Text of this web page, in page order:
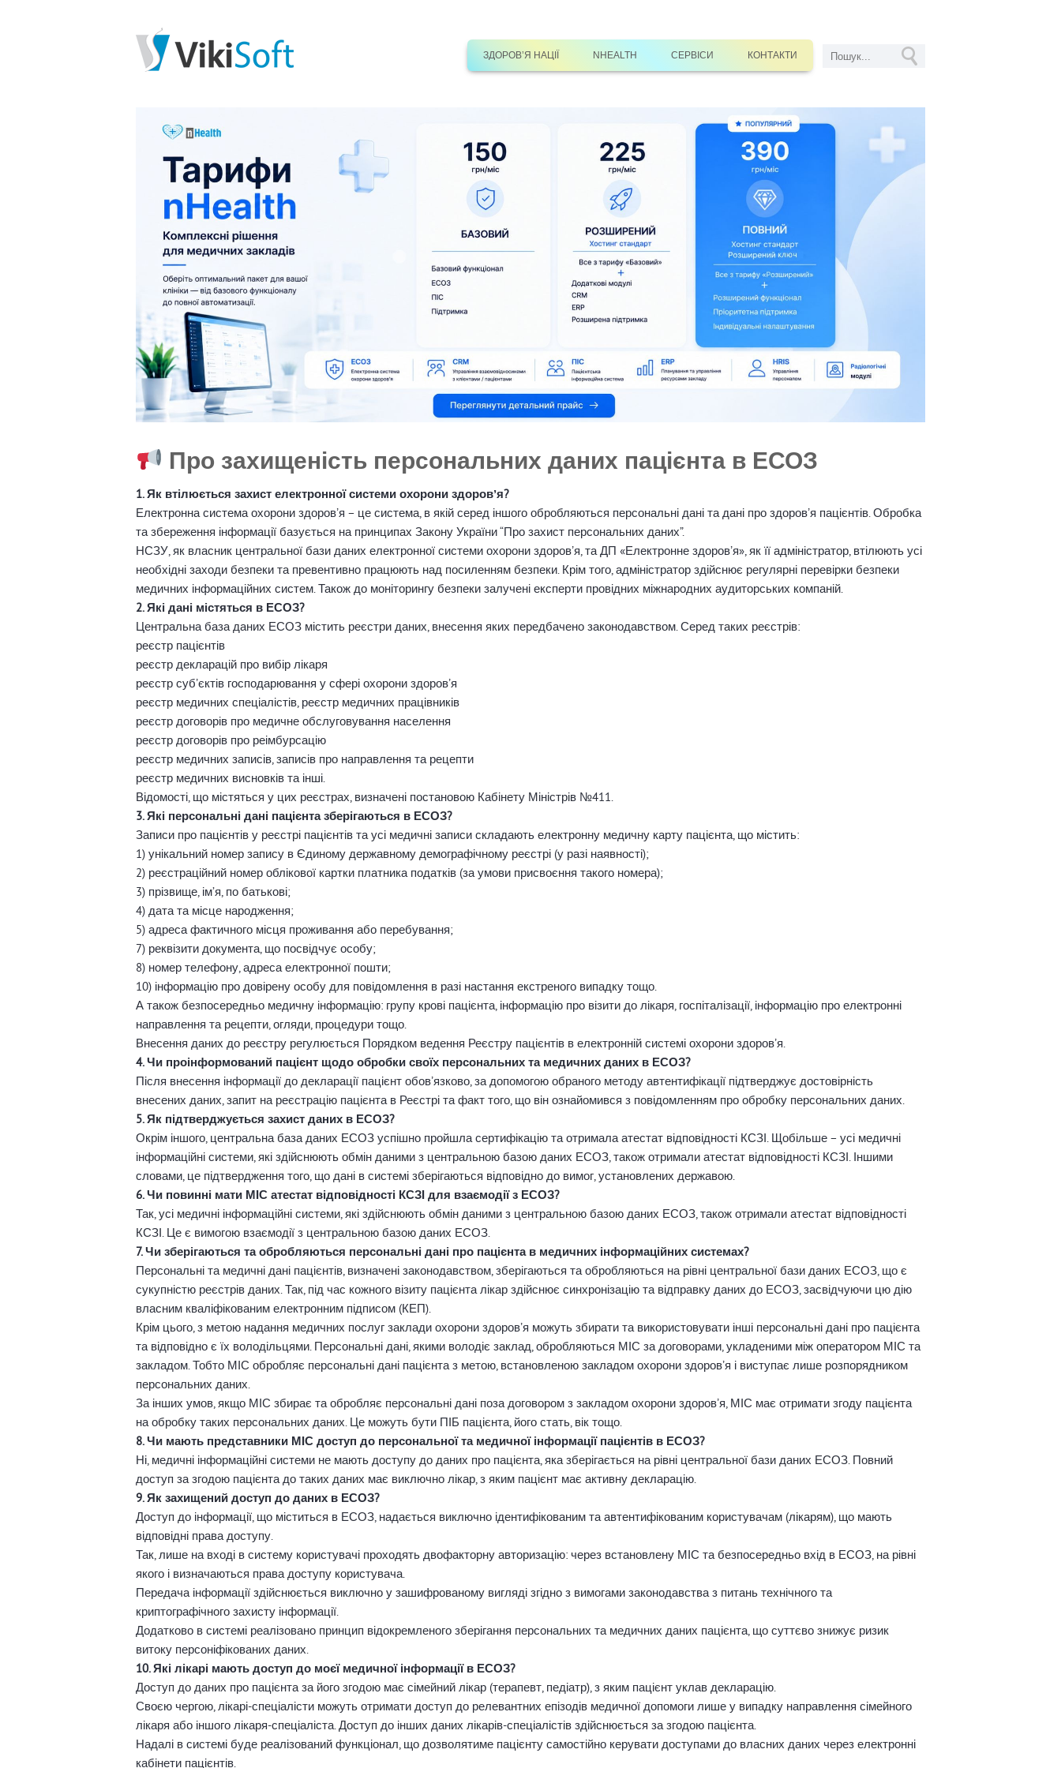
ЗДОРОВ’Я НАЦІЇ NHEALTH СЕРВІСИ КОНТАКТИ
Про захищеність персональних даних пацієнта в ЕСОЗ
1. Як втілюється захист електронної системи охорони здоровʼя?
Електронна система охорони здоровʼя – це система, в якій серед іншого обробляються персональні дані та дані про здоровʼя пацієнтів. Обробка
та збереження інформації базується на принципах Закону України “Про захист персональних даних”.
НСЗУ, як власник центральної бази даних електронної системи охорони здоровʼя, та ДП «Електронне здоровʼя», як її адміністратор, втілюють усі
необхідні заходи безпеки та превентивно працюють над посиленням безпеки. Крім того, адміністратор здійснює регулярні перевірки безпеки
медичних інформаційних систем. Також до моніторингу безпеки залучені експерти провідних міжнародних аудиторських компаній.
2. Які дані містяться в ЕСОЗ?
Центральна база даних ЕСОЗ містить реєстри даних, внесення яких передбачено законодавством. Серед таких реєстрів:
реєстр пацієнтів
реєстр декларацій про вибір лікаря
реєстр субʼєктів господарювання у сфері охорони здоровʼя
реєстр медичних спеціалістів, реєстр медичних працівників
реєстр договорів про медичне обслуговування населення
реєстр договорів про реімбурсацію
реєстр медичних записів, записів про направлення та рецепти
реєстр медичних висновків та інші.
Відомості, що містяться у цих реєстрах, визначені постановою Кабінету Міністрів №411.
3. Які персональні дані пацієнта зберігаються в ЕСОЗ?
Записи про пацієнтів у реєстрі пацієнтів та усі медичні записи складають електронну медичну карту пацієнта, що містить:
1) унікальний номер запису в Єдиному державному демографічному реєстрі (у разі наявності);
2) реєстраційний номер облікової картки платника податків (за умови присвоєння такого номера);
3) прізвище, ім’я, по батькові;
4) дата та місце народження;
5) адреса фактичного місця проживання або перебування;
7) реквізити документа, що посвідчує особу;
8) номер телефону, адреса електронної пошти;
10) інформацію про довірену особу для повідомлення в разі настання екстреного випадку тощо.
А також безпосередньо медичну інформацію: групу крові пацієнта, інформацію про візити до лікаря, госпіталізації, інформацію про електронні
направлення та рецепти, огляди, процедури тощо.
Внесення даних до реєстру регулюється Порядком ведення Реєстру пацієнтів в електронній системі охорони здоровʼя.
4. Чи проінформований пацієнт щодо обробки своїх персональних та медичних даних в ЕСОЗ?
Після внесення інформації до декларації пацієнт обовʼязково, за допомогою обраного методу автентифікації підтверджує достовірність
внесених даних, запит на реєстрацію пацієнта в Реєстрі та факт того, що він ознайомився з повідомленням про обробку персональних даних.
5. Як підтверджується захист даних в ЕСОЗ?
Окрім іншого, центральна база даних ЕСОЗ успішно пройшла сертифікацію та отримала атестат відповідності КСЗІ. Щобільше – усі медичні
інформаційні системи, які здійснюють обмін даними з центральною базою даних ЕСОЗ, також отримали атестат відповідності КСЗІ. Іншими
словами, це підтвердження того, що дані в системі зберігаються відповідно до вимог, установлених державою.
6. Чи повинні мати МІС атестат відповідності КСЗІ для взаємодії з ЕСОЗ?
Так, усі медичні інформаційні системи, які здійснюють обмін даними з центральною базою даних ЕСОЗ, також отримали атестат відповідності
КСЗІ. Це є вимогою взаємодії з центральною базою даних ЕСОЗ.
7. Чи зберігаються та обробляються персональні дані про пацієнта в медичних інформаційних системах?
Персональні та медичні дані пацієнтів, визначені законодавством, зберігаються та обробляються на рівні центральної бази даних ЕСОЗ, що є
сукупністю реєстрів даних. Так, під час кожного візиту пацієнта лікар здійснює синхронізацію та відправку даних до ЕСОЗ, засвідчуючи цю дію
власним кваліфікованим електронним підписом (КЕП).
Крім цього, з метою надання медичних послуг заклади охорони здоровʼя можуть збирати та використовувати інші персональні дані про пацієнта
та відповідно є їх володільцями. Персональні дані, якими володіє заклад, обробляються МІС за договорами, укладеними між оператором МІС та
закладом. Тобто МІС обробляє персональні дані пацієнта з метою, встановленою закладом охорони здоровʼя і виступає лише розпорядником
персональних даних.
За інших умов, якщо МІС збирає та обробляє персональні дані поза договором з закладом охорони здоровʼя, МІС має отримати згоду пацієнта
на обробку таких персональних даних. Це можуть бути ПІБ пацієнта, його стать, вік тощо.
8. Чи мають представники МІС доступ до персональної та медичної інформації пацієнтів в ЕСОЗ?
Ні, медичні інформаційні системи не мають доступу до даних про пацієнта, яка зберігається на рівні центральної бази даних ЕСОЗ. Повний
доступ за згодою пацієнта до таких даних має виключно лікар, з яким пацієнт має активну декларацію.
9. Як захищений доступ до даних в ЕСОЗ?
Доступ до інформації, що міститься в ЕСОЗ, надається виключно ідентифікованим та автентифікованим користувачам (лікарям), що мають
відповідні права доступу.
Так, лише на вході в систему користувачі проходять двофакторну авторизацію: через встановлену МІС та безпосередньо вхід в ЕСОЗ, на рівні
якого і визначаються права доступу користувача.
Передача інформації здійснюється виключно у зашифрованому вигляді згідно з вимогами законодавства з питань технічного та
криптографічного захисту інформації.
Додатково в системі реалізовано принцип відокремленого зберігання персональних та медичних даних пацієнта, що суттєво знижує ризик
витоку персоніфікованих даних.
10. Які лікарі мають доступ до моєї медичної інформації в ЕСОЗ?
Доступ до даних про пацієнта за його згодою має сімейний лікар (терапевт, педіатр), з яким пацієнт уклав декларацію.
Своєю чергою, лікарі-спеціалісти можуть отримати доступ до релевантних епізодів медичної допомоги лише у випадку направлення сімейного
лікаря або іншого лікаря-спеціаліста. Доступ до інших даних лікарів-спеціалістів здійснюється за згодою пацієнта.
Надалі в системі буде реалізований функціонал, що дозволятиме пацієнту самостійно керувати доступами до власних даних через електронні
кабінети пацієнтів.